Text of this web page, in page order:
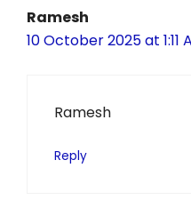
Ramesh
10 October 2025 at 1:11
Ramesh
Reply